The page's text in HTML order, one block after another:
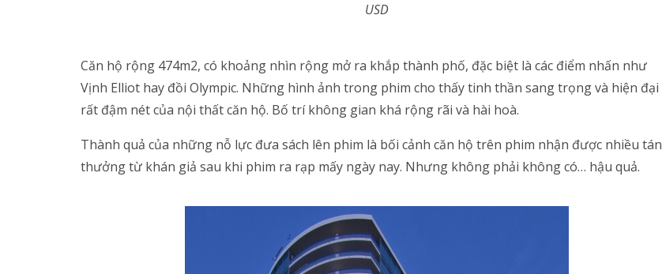
USD
Căn hộ rộng 474m2, có khoảng nhìn rộng mở ra khắp thành phố, đặc biệt là các điểm nhấn như
Vịnh Elliot hay đồi Olympic. Những hình ảnh trong phim cho thấy tinh thần sang trọng và hiện đại
rất đậm nét của nội thất căn hộ. Bố trí không gian khá rộng rãi và hài hoà.
Thành quả của những nỗ lực đưa sách lên phim là bối cảnh căn hộ trên phim nhận được nhiều tán
thưởng từ khán giả sau khi phim ra rạp mấy ngày nay. Nhưng không phải không có… hậu quả.